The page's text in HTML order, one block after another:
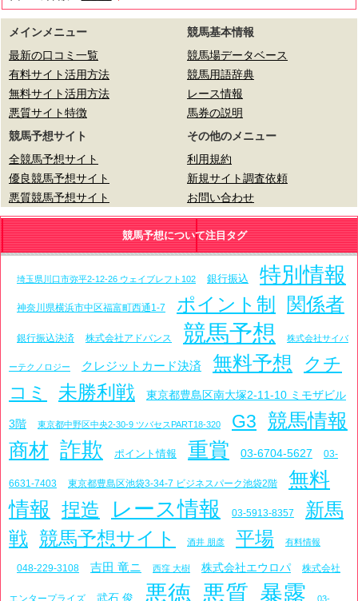
メインメニュー
最新の口コミ一覧
有料サイト活用方法
無料サイト活用方法
悪質サイト特徴
競馬基本情報
競馬場データベース
競馬用語辞典
レース情報
馬券の説明
競馬予想サイト
全競馬予想サイト
優良競馬予想サイト
悪質競馬予想サイト
その他のメニュー
利用規約
新規サイト調査依頼
お問い合わせ
競馬予想について注目タグ
埼玉県川口市弥平2-12-26 ウェイブレフト102 銀行振込 特別情報
神奈川県横浜市中区福富町西通1-7 ポイント制 関係者
銀行振込決済 株式会社アドバンス 競馬予想 株式会社サイバ
ーテクノロジー クレジットカード決済 無料予想
クチ
コミ
未勝利戦 東京都豊島区南大塚2-11-10 ミモザビル
3階 東京都中野区中央2-30-9 ツバセスPART18-320 G3
競馬情報
商材 詐欺 ポイント情報 重賞 03-6704-5627 03-
6631-7403 東京都豊島区池袋3-34-7 ビジネスパーク池袋2階
無料
情報
捏造 レース情報 03-5913-8357
新馬
戦 競馬予想サイト 酒井 朋彦 平場 有料情報
048-229-3108 吉田 竜ニ 西窪 大樹 株式会社エウロパ 株式会社
エンタープライズ 武石 俊 悪徳 悪質 暴露 03-